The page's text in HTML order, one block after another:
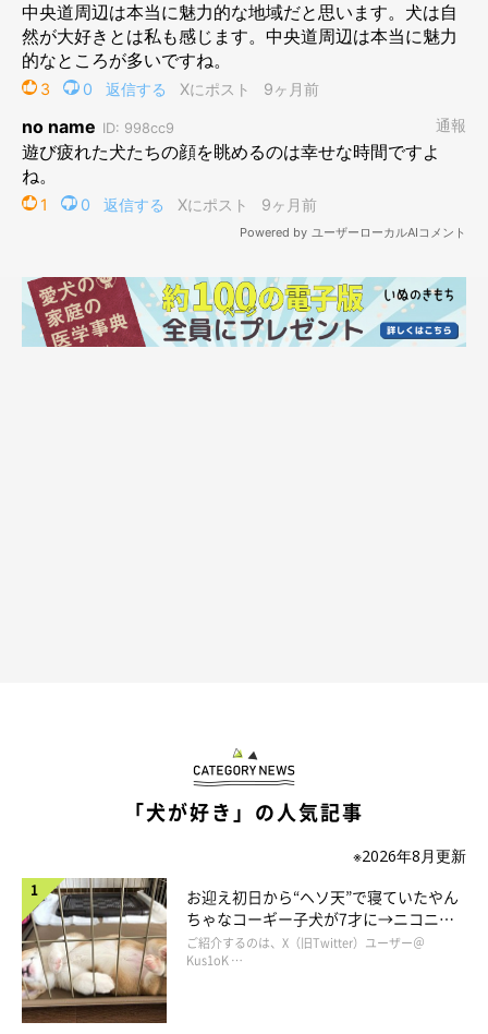
ところが、予報は雨で前日に中止となった。まずい、どうしよ
たところで通じないからだ。また１週間、仕事する私の背中に向
かって、大福は「最近つまんねーオーラ」を浴びせ続けるのか。
それは避けたい。
「犬が好き」の人気記事
※2026年8月更新
お迎え初日から“ヘソ天”で寝ていたやん
ちゃなコーギー子犬が7才に→ニコニ
コ“コーギースマイル”が魅力のコに成
長！
ご紹介するのは、X（旧Twitter）ユーザー＠
Kus1oK …